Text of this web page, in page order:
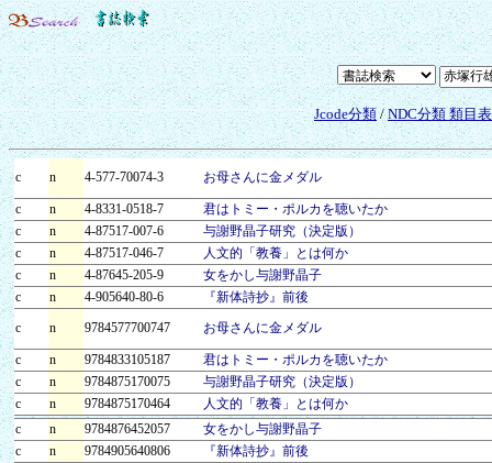
Jcode分類/NDC分類 類目
c n 4-577-70074-3 お母さんに金メダル
c n 4-8331-0518-7
君はトミー・ポルカを聴いたか
c
n 4-87517-007-6
与謝野晶子研究（決定版）
c
n 4-87517-046-7
人文的「教養」とは何か
c
n 4-87645-205-9
女をかし与謝野晶子
c
n 4-905640-80-6
『新体詩抄』前後
c
n 9784577700747 お母さんに金メダル
c n 9784833105187
君はトミー・ポルカを聴いたか
c
n 9784875170075
与謝野晶子研究（決定版）
c
n 9784875170464
人文的「教養」とは何か
c
n 9784876452057
女をかし与謝野晶子
c
n 9784905640806
『新体詩抄』前後